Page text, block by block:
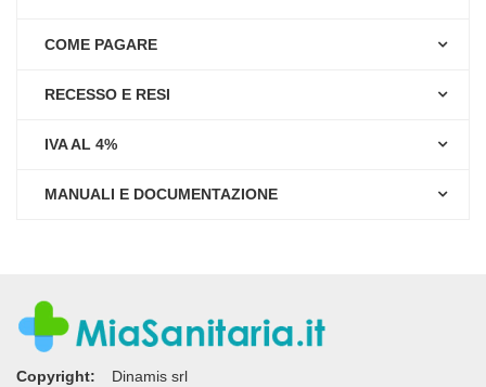
COME PAGARE
RECESSO E RESI
IVA AL 4%
MANUALI E DOCUMENTAZIONE
Copyright:
Dinamis srl